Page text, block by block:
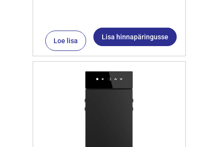
Loe lisa Lisa hinnapäringusse